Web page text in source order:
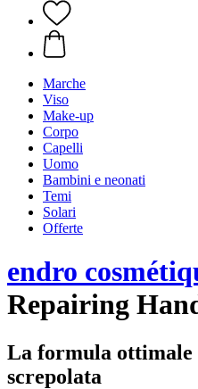
Marche
Viso
Make-up
Corpo
Capelli
Uomo
Bambini e neonati
Temi
Solari
Offerte
endro
Repairing
La formula ottimale
screpolata